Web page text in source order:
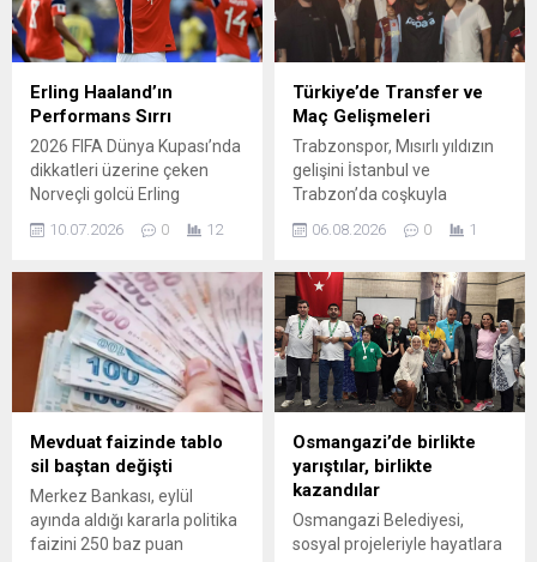
alan, ilçemizdeki Mustafa
Kemal Atatürk imzasının
tahrip edildiğine dair
açıklamalar gerçeği
yansıtmamaktadır. Söz
saldırı ya da kasıtlı zarar
verme durumu kesinlikle
bulunmamaktadır. Gemlik...
Belediyesi, Kızılcıklı
Mahallesi Yörekent Sokak’ta
4 bin 400 metrekarelik alanı
ağaçlandırdı. Orman Haftası
kapsamında düzenlenen
etkinliğe Nilüfer Belediye
Başkanı Şadi Özdemir,
Nilüfer Belediye...
Erling Haaland’ın
Performans Sırrı
2026 FIFA Dünya Kupası’nda
dikkatleri üzerine çeken
Norveçli golcü Erling
arkasında disiplinli bir yaşam
bulunuyor. Turnuva
süresince attığı gol periyodu
kadar, günlük rutini de
haberlere konu oldu.
Haaland’ın günlük programı,
yemek düzeni, uyku
alışkanlıkları ve antrenman
ritüellerini içeriyor; bu
unsurlar bir araya gelerek
onun...
10.07.2026 0 12
Türkiye’de Transfer ve
Maç Gelişmeleri
Trabzonspor, Mısırlı yıldızın
gelişini İstanbul ve
Trabzon’da coşkuyla
desteğiyle kentlerde adeta
Beşiktaş cephesinde ise
Başkan Serdal Adalı,
Mohamed Salah
transferiyle ilgili olarak bazı
konuların önce kulübün
yapısına, sonra da şahsının
yaklaşımına uymadığını
belirtti: “Bu kadar basit.”
Fenerbahçe’nin Avrupa
Şampiyonlar Ligi 3. ön...
06.08.2026 0 1
Mevduat faizinde tablo
sil baştan değişti
Merkez Bankası, eylül
ayında aldığı kararla politika
faizini 250 baz puan
Osmangazi’de birlikte
yarıştılar, birlikte
kazandılar
Osmangazi Belediyesi,
sosyal projeleriyle hayatlara